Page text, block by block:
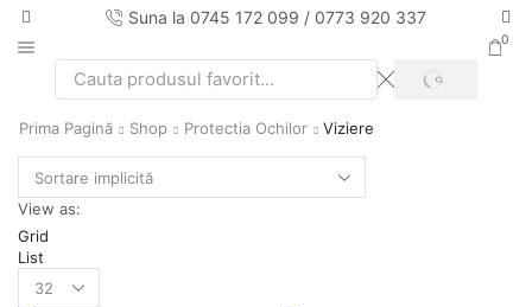
Suna la 0745 172 099 / 0773 920 337
0
Search
SEARCH
Prima Pagină Shop Protectia Ochilor Viziere
View as:
Grid
List
Products
per